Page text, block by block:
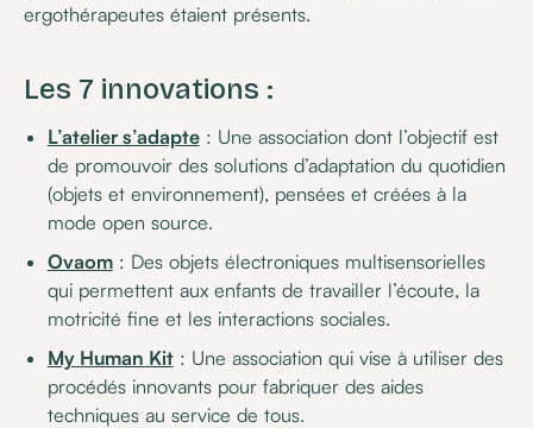
ergothérapeutes étaient présents.
Les 7 innovations :
L’atelier s’adapte: Une association dont l’objectif est
de promouvoir des solutions d’adaptation du quotidien
(objets et environnement), pensées et créées à la
mode open source.
Ovaom: Des objets électroniques multisensorielles
qui permettent aux enfants de travailler l’écoute, la
motricité fine et les interactions sociales.
My Human Kit: Une association qui vise à utiliser des
procédés innovants pour fabriquer des aides
techniques au service de tous.